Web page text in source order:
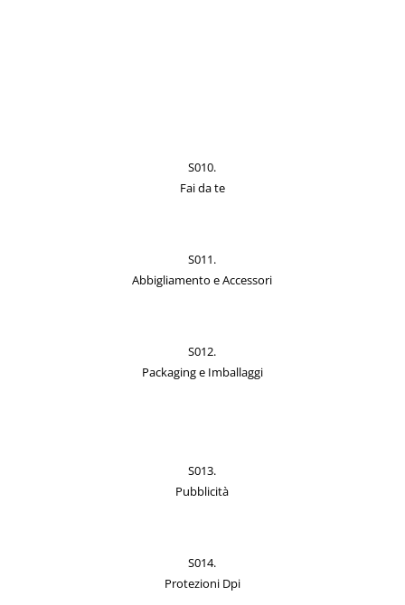
S010.
Fai da te
S011.
Abbigliamento e Accessori
S012.
Packaging e Imballaggi
S013.
Pubblicità
S014.
Protezioni Dpi